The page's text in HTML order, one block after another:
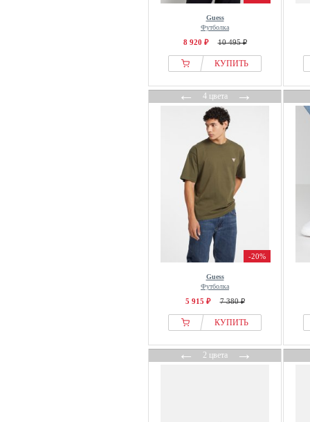
Guess
Футболка
8 920 ₽ 10 495 ₽
КУПИТЬ
←4 цвета→
-20%
Guess
Футболка
5 915 ₽ 7 380 ₽
КУПИТЬ
←2 цвета→